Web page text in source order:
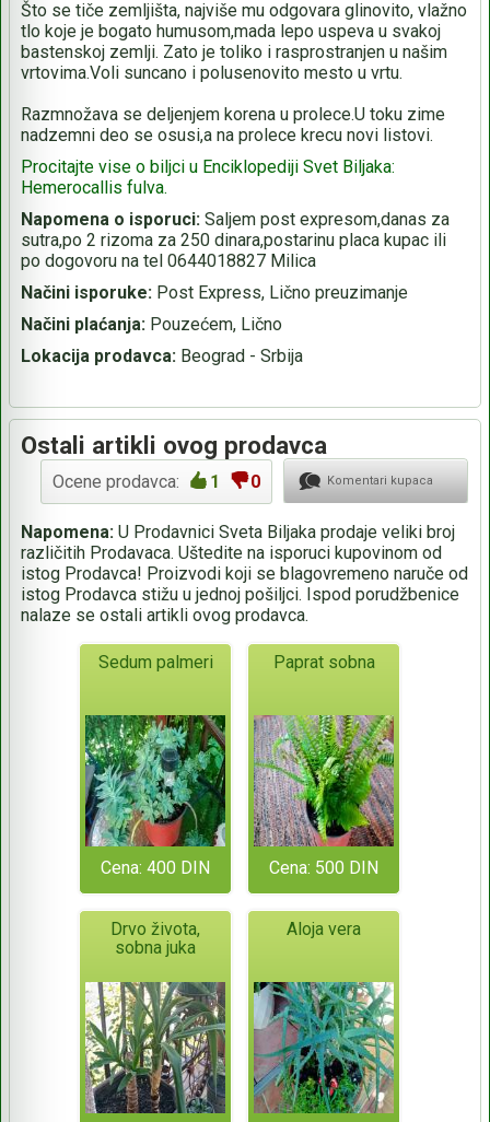
Što se tiče zemljišta, najviše mu odgovara glinovito, vlažno
tlo koje je bogato humusom,mada lepo uspeva u svakoj
bastenskoj zemlji. Zato je toliko i rasprostranjen u našim
vrtovima.Voli suncano i polusenovito mesto u vrtu.
Razmnožava se deljenjem korena u prolece.U toku zime
nadzemni deo se osusi,a na prolece krecu novi listovi.
Procitajte vise o biljci u Enciklopediji Svet Biljaka:
Hemerocallis fulva.
Napomena o isporuci: Saljem post expresom,danas za
sutra,po 2 rizoma za 250 dinara,postarinu placa kupac ili
po dogovoru na tel 0644018827 Milica
Načini isporuke: Post Express, Lično preuzimanje
Načini plaćanja: Pouzećem, Lično
Lokacija prodavca: Beograd - Srbija
Ostali artikli ovog prodavca
Ocene prodavca: 1 0 Komentari kupaca
Napomena: U Prodavnici Sveta Biljaka prodaje veliki broj
različitih Prodavaca. Uštedite na isporuci kupovinom od
istog Prodavca! Proizvodi koji se blagovremeno naruče od
istog Prodavca stižu u jednoj pošiljci. Ispod porudžbenice
nalaze se ostali artikli ovog prodavca.
Sedum palmeri
Cena: 400 DIN
Paprat sobna
Cena: 500 DIN
Drvo života,
sobna juka
Aloja vera